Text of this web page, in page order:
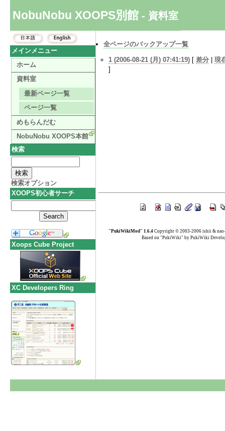
NobuNobu XOOPS別館 - 資料室
全ページのバックアップ一覧
1 (2006-08-21 (月) 07:41:19) [ 差分
現
]
"PukiWikiMod" 1.6.4 Copyright © 2003-2006 ishii &
Based on "PukiWiki" by PukiWiki
メインメニュー
ホーム
資料室
最新ページ一覧
ページ一覧
めもらんだむ
NobuNobu XOOPS本館
検索
検索オプション
XOOPS初心者サーチ
Xoops Cube Project
XC Developers Ring